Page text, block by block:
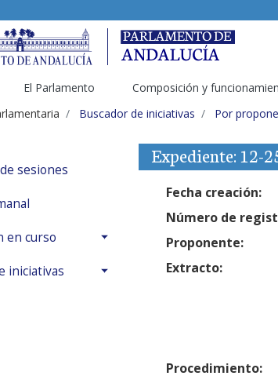
El Parlamento Composición y
Buscador de iniciativas Por
sesiones
en curso
iniciativas
Expediente: 12-
Fecha creación:
Número de
Proponente:
Extracto:
Procedimiento: